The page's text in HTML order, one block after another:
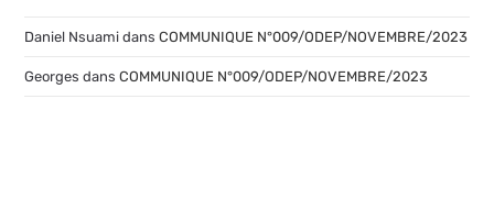
Daniel Nsuami dansCOMMUNIQUE N°009/ODEP/NOVEMBRE/2023
Georges dansCOMMUNIQUE N°009/ODEP/NOVEMBRE/2023